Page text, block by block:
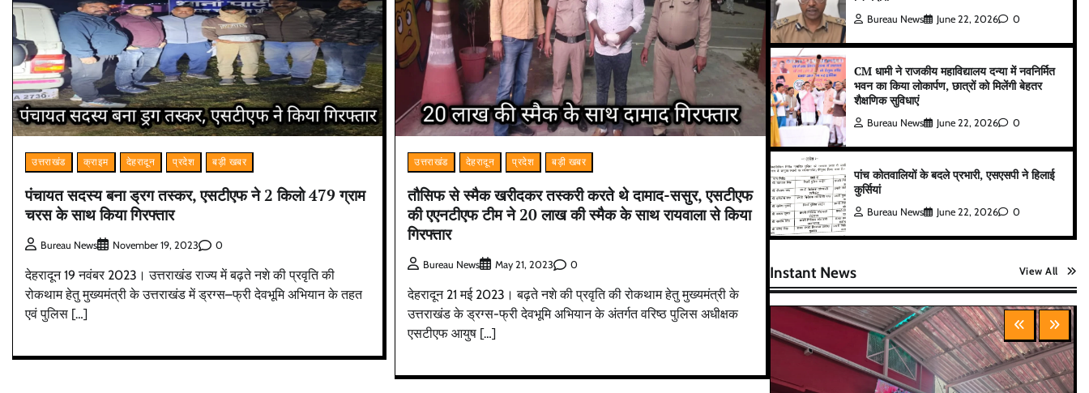
उत्तराखंड क्राइम देहरादून प्रदेश बड़ी खबर
पंचायत सदस्य बना ड्रग तस्कर, एसटीएफ ने 2 किलो 479 ग्राम
चरस के साथ किया गिरफ्तार
Bureau News November 19, 2023 0
देहरादून 19 नवंबर 2023। उत्तराखंड राज्य में बढ़ते नशे की प्रवृति की
रोकथाम हेतु मुख्यमंत्री के उत्तराखंड में ड्रग्स–फ्री देवभूमि अभियान के तहत
एवं पुलिस […]
उत्तराखंड देहरादून प्रदेश बड़ी खबर
तौसिफ से स्मैक खरीदकर तस्करी करते थे दामाद-ससुर, एसटीएफ
की एएनटीएफ टीम ने 20 लाख की स्मैक के साथ रायवाला से किया
गिरफ्तार
Bureau News May 21, 2023 0
देहरादून 21 मई 2023। बढ़ते नशे की प्रवृति की रोकथाम हेतु मुख्यमंत्री के
उत्तराखंड के ड्रग्स-फ्री देवभूमि अभियान के अंतर्गत वरिष्ठ पुलिस अधीक्षक
एसटीएफ आयुष […]
Bureau News June 22, 2026 0
CM धामी ने राजकीय महाविद्यालय दन्या में नवनिर्मित
भवन का किया लोकार्पण, छात्रों को मिलेंगी बेहतर
शैक्षणिक सुविधाएं
Bureau News June 22, 2026 0
पांच कोतवालियों के बदले प्रभारी, एसएसपी ने हिलाई
कुर्सियां
Bureau News June 22, 2026 0
Instant News View All